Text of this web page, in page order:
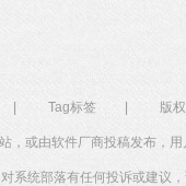
Tag标签 版
，或由软件厂商投稿发布，
系统部落有任何投诉或建议